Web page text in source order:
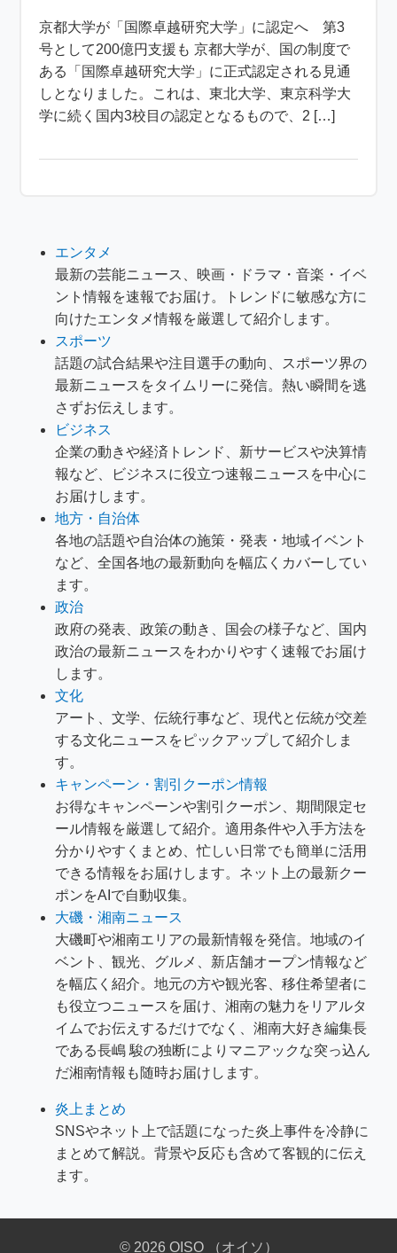
京都大学が「国際卓越研究大学」に認定へ 第3
号として200億円支援も 京都大学が、国の制度で
ある「国際卓越研究大学」に正式認定される見通
しとなりました。これは、東北大学、東京科学大
学に続く国内3校目の認定となるもので、2 […]
エンタメ
最新の芸能ニュース、映画・ドラマ・音楽・イベ
ント情報を速報でお届け。トレンドに敏感な方に
向けたエンタメ情報を厳選して紹介します。
スポーツ
話題の試合結果や注目選手の動向、スポーツ界の
最新ニュースをタイムリーに発信。熱い瞬間を逃
さずお伝えします。
ビジネス
企業の動きや経済トレンド、新サービスや決算情
報など、ビジネスに役立つ速報ニュースを中心に
お届けします。
地方・自治体
各地の話題や自治体の施策・発表・地域イベント
など、全国各地の最新動向を幅広くカバーしてい
ます。
政治
政府の発表、政策の動き、国会の様子など、国内
政治の最新ニュースをわかりやすく速報でお届け
します。
文化
アート、文学、伝統行事など、現代と伝統が交差
する文化ニュースをピックアップして紹介しま
す。
キャンペーン・割引クーポン情報
お得なキャンペーンや割引クーポン、期間限定セ
ール情報を厳選して紹介。適用条件や入手方法を
分かりやすくまとめ、忙しい日常でも簡単に活用
できる情報をお届けします。ネット上の最新クー
ポンをAIで自動収集。
大磯・湘南ニュース
大磯町や湘南エリアの最新情報を発信。地域のイ
ベント、観光、グルメ、新店舗オープン情報など
を幅広く紹介。地元の方や観光客、移住希望者に
も役立つニュースを届け、湘南の魅力をリアルタ
イムでお伝えするだけでなく、湘南大好き編集長
である長嶋 駿の独断によりマニアックな突っ込ん
だ湘南情報も随時お届けします。
炎上まとめ
SNSやネット上で話題になった炎上事件を冷静に
まとめて解説。背景や反応も含めて客観的に伝え
ます。
© 2026 OISO （オイソ）